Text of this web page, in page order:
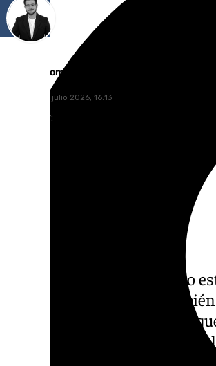
Alberto Romera
miércoles, 1 julio 2026, 16:13
Compartir:
El Mundial de 2026 no solo
aficionados al fútbol.
para los ciberdelincuentes,
las colecciones oficiales para